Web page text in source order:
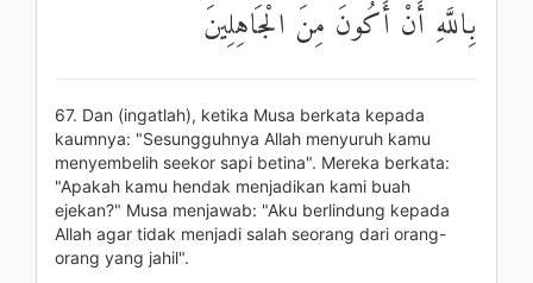
بِاللَّهِ أَنْ أَكُونَ مِنَ الْجَاهِلِينَ
67. Dan (ingatlah), ketika Musa berkata kepada
kaumnya: "Sesungguhnya Allah menyuruh kamu
menyembelih seekor sapi betina". Mereka berkata:
"Apakah kamu hendak menjadikan kami buah
ejekan?" Musa menjawab: "Aku berlindung kepada
Allah agar tidak menjadi salah seorang dari orang-
orang yang jahil".